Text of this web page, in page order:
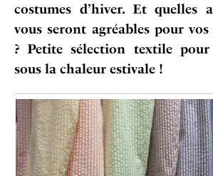
costumes d’hiver. Et quelles
vous seront agréables pour vos
? Petite sélection textile pour
sous la chaleur estivale !